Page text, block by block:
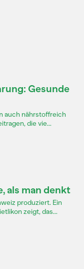
Gesunde
auch nährstoffreich
die vie...
als man denkt
produziert. Ein
zeigt, das...